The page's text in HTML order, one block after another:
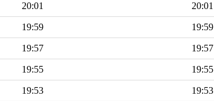
20:01 20:01
19:59 19:59
19:57 19:57
19:55 19:55
19:53 19:53